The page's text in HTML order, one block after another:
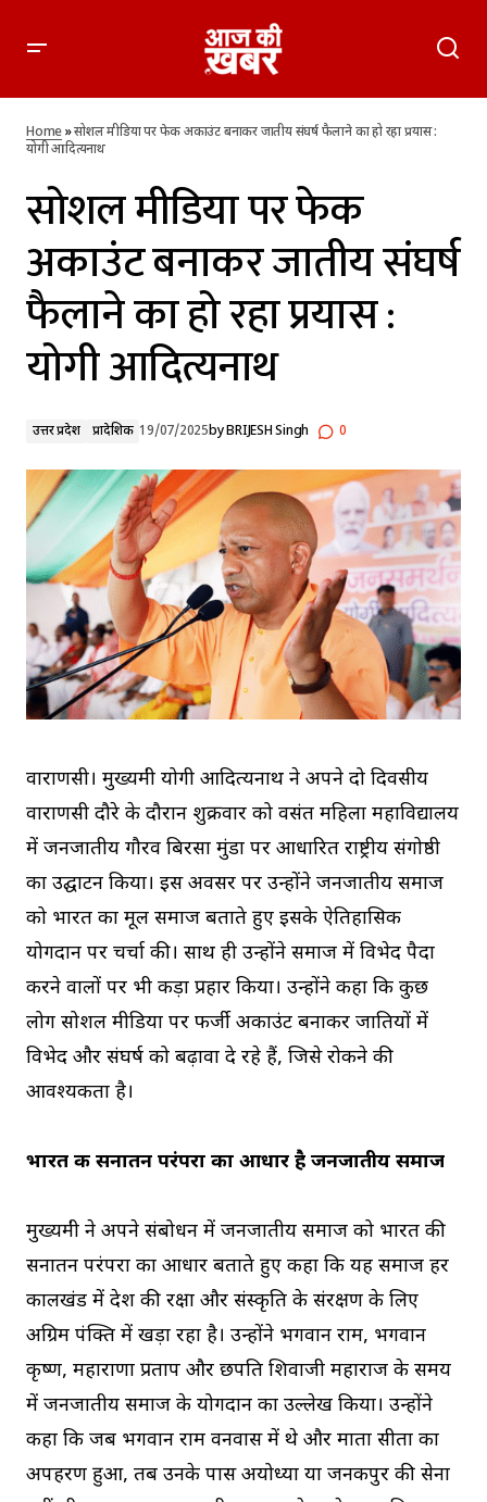
प्रयास : योगी आदित्यनाथ
Home»सोशल मीडिया पर फेक अकाउंट बनाकर जातीय संघर्ष फैलाने का हो रहा प्रयास :
योगी आदित्यनाथ
सोशल मीडिया पर फेक
अकाउंट बनाकर जातीय संघर्ष
फैलाने का हो रहा प्रयास :
योगी आदित्यनाथ
उत्तर प्रदेश प्रादेशिक 19/07/2025byBRIJESH Singh 0
वाराणसी। मुख्यमंत्री योगी आदित्यनाथ ने अपने दो दिवसीय
वाराणसी दौरे के दौरान शुक्रवार को वसंत महिला महाविद्यालय
में जनजातीय गौरव बिरसा मुंडा पर आधारित राष्ट्रीय संगोष्ठी
का उद्घाटन किया। इस अवसर पर उन्होंने जनजातीय समाज
को भारत का मूल समाज बताते हुए इसके ऐतिहासिक
योगदान पर चर्चा की। साथ ही उन्होंने समाज में विभेद पैदा
करने वालों पर भी कड़ा प्रहार किया। उन्होंने कहा कि कुछ
लोग सोशल मीडिया पर फर्जी अकाउंट बनाकर जातियों में
विभेद और संघर्ष को बढ़ावा दे रहे हैं, जिसे रोकने की
आवश्यकता है।
भारत की सनातन परंपरा का आधार है जनजातीय समाज
मुख्यमंत्री ने अपने संबोधन में जनजातीय समाज को भारत की
सनातन परंपरा का आधार बताते हुए कहा कि यह समाज हर
कालखंड में देश की रक्षा और संस्कृति के संरक्षण के लिए
अग्रिम पंक्ति में खड़ा रहा है। उन्होंने भगवान राम, भगवान
कृष्ण, महाराणा प्रताप और छत्रपति शिवाजी महाराज के समय
में जनजातीय समाज के योगदान का उल्लेख किया। उन्होंने
कहा कि जब भगवान राम वनवास में थे और माता सीता का
अपहरण हुआ, तब उनके पास अयोध्या या जनकपुर की सेना